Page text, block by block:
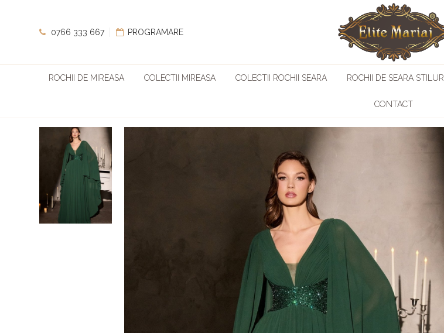
0766 333 667 PROGRAMARE
ROCHII DE MIREASA COLECTII MIREASA COLECTII ROCHII SEARA ROCHII DE SEARA STILURI
CONTACT